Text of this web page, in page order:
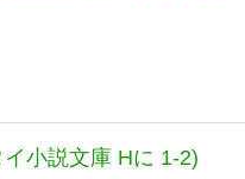
小説文庫 Hに 1-2)